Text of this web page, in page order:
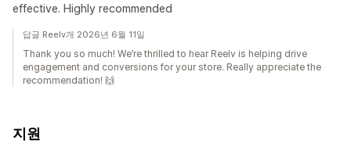
effective. Highly recommended
답글 Reelv개 2026년 6월 11일
Thank you so much! We’re thrilled to hear Reelv is helping drive
engagement and conversions for your store. Really appreciate the
recommendation! 🙌
지원